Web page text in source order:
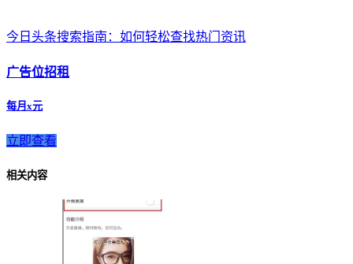
今日头条搜索指南：如何轻松查找热门资讯
广告位招租
每月x元
立即查看
相关内容